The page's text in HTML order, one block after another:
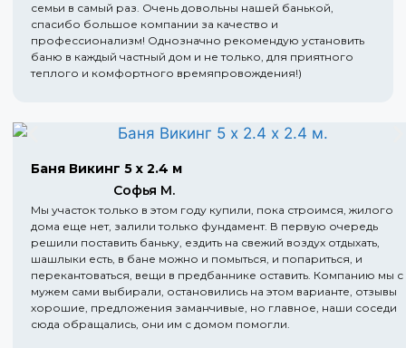
семьи в самый раз. Очень довольны нашей банькой,
спасибо большое компании за качество и
профессионализм! Однозначно рекомендую установить
баню в каждый частный дом и не только, для приятного
теплого и комфортного времяпровождения!)
Баня Викинг 5 х 2.4 м
Софья М.
Мы участок только в этом году купили, пока строимся, жилого
дома еще нет, залили только фундамент. В первую очередь
решили поставить баньку, ездить на свежий воздух отдыхать,
шашлыки есть, в бане можно и помыться, и попариться, и
перекантоваться, вещи в предбаннике оставить. Компанию мы с
мужем сами выбирали, остановились на этом варианте, отзывы
хорошие, предложения заманчивые, но главное, наши соседи
сюда обращались, они им с домом помогли.